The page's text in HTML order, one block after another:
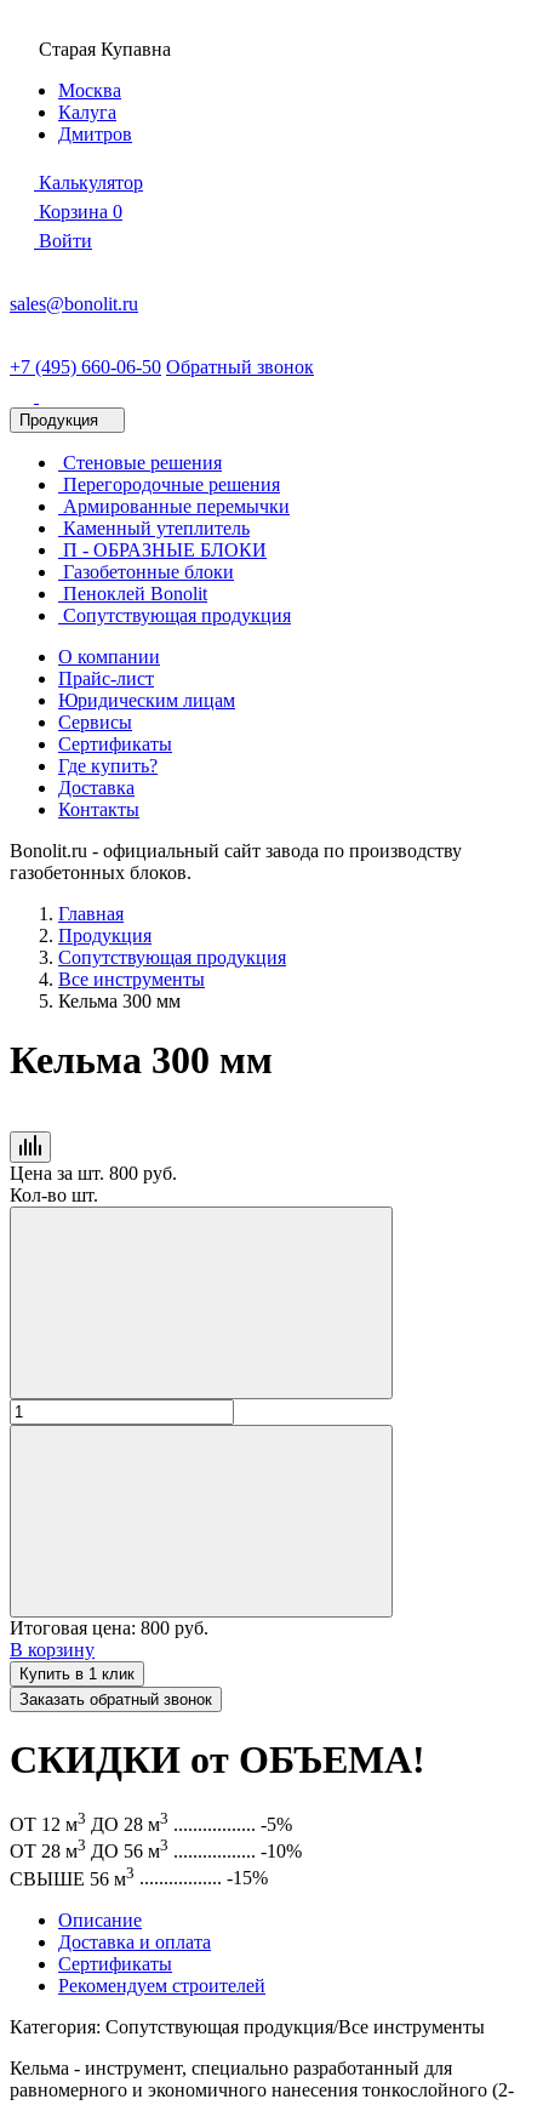
Старая Купавна
Москва
Калуга
Дмитров
Калькулятор
Корзина 0
Войти
sales@bonolit.ru
+7 (495) 660-06-50 Обратный звонок
Продукция
Стеновые решения
Перегородочные решения
Армированные перемычки
Каменный утеплитель
П - ОБРАЗНЫЕ БЛОКИ
Газобетонные блоки
Пеноклей Bonolit
Сопутствующая продукция
О компании
Прайс-лист
Юридическим лицам
Сервисы
Сертификаты
Где купить?
Доставка
Контакты
Bonolit.ru - официальный сайт завода по производству
газобетонных блоков.
Главная
Продукция
Сопутствующая продукция
Все инструменты
Кельма 300 мм
Кельма 300 мм
Цена за шт. 800 руб.
Кол-во шт.
Итоговая цена: 800 руб.
В корзину
Купить в 1 клик
Заказать обратный звонок
СКИДКИ от ОБЪЕМА!
ОТ 12 м3 ДО 28 м3 ................. -5%
ОТ 28 м3 ДО 56 м3 ................. -10%
СВЫШЕ 56 м3 ................. -15%
Описание
Доставка и оплата
Сертификаты
Рекомендуем строителей
Категория: Сопутствующая продукция/Все инструменты
Кельма - инструмент, специально разработанный для
равномерного и экономичного нанесения тонкослойного (2-